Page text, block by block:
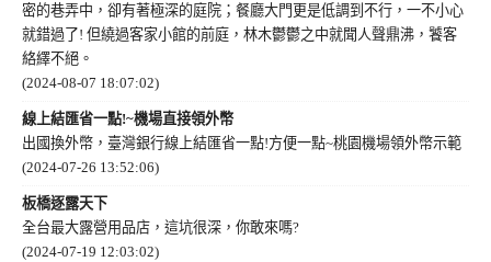
密的巷弄中，卻有著極深的庭院；餐廳大門更是低調到不行，一不小心
就錯過了! 但繞過客家小館的前庭，林木鬱鬱之中就聞人聲鼎沸，饕客
絡繹不絕。
(2024-08-07 18:07:02)
線上結匯省一點!~機場直接領外幣
出國換外幣，臺灣銀行線上結匯省一點!方便一點~桃園機場領外幣示範
(2024-07-26 13:52:06)
板橋逐露天下
全台最大露營用品店，這坑很深，你敢來嗎?
(2024-07-19 12:03:02)